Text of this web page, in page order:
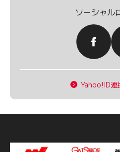
ソーシャル
Yahoo!ID連